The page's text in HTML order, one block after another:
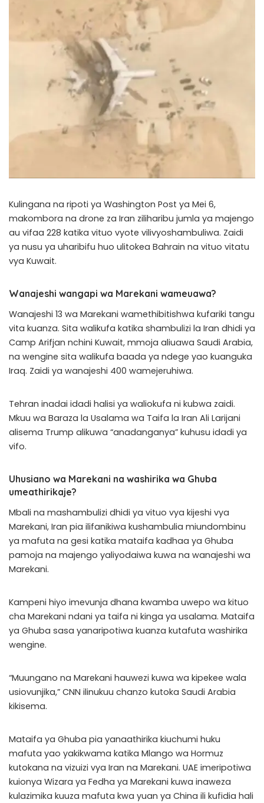
Kulingana na ripoti ya Washington Post ya Mei 6,
makombora na drone za Iran ziliharibu jumla ya majengo
au vifaa 228 katika vituo vyote vilivyoshambuliwa. Zaidi
ya nusu ya uharibifu huo ulitokea Bahrain na vituo vitatu
vya Kuwait.
Wanajeshi wangapi wa Marekani wameuawa?
Wanajeshi 13 wa Marekani wamethibitishwa kufariki tangu
vita kuanza. Sita walikufa katika shambulizi la Iran dhidi ya
Camp Arifjan nchini Kuwait, mmoja aliuawa Saudi Arabia,
na wengine sita walikufa baada ya ndege yao kuanguka
Iraq. Zaidi ya wanajeshi 400 wamejeruhiwa.
Tehran inadai idadi halisi ya waliokufa ni kubwa zaidi.
Mkuu wa Baraza la Usalama wa Taifa la Iran Ali Larijani
alisema Trump alikuwa “anadanganya” kuhusu idadi ya
vifo.
Uhusiano wa Marekani na washirika wa Ghuba
umeathirikaje?
Mbali na mashambulizi dhidi ya vituo vya kijeshi vya
Marekani, Iran pia ilifanikiwa kushambulia miundombinu
ya mafuta na gesi katika mataifa kadhaa ya Ghuba
pamoja na majengo yaliyodaiwa kuwa na wanajeshi wa
Marekani.
Kampeni hiyo imevunja dhana kwamba uwepo wa kituo
cha Marekani ndani ya taifa ni kinga ya usalama. Mataifa
ya Ghuba sasa yanaripotiwa kuanza kutafuta washirika
wengine.
“Muungano na Marekani hauwezi kuwa wa kipekee wala
usiovunjika,” CNN ilinukuu chanzo kutoka Saudi Arabia
kikisema.
Mataifa ya Ghuba pia yanaathirika kiuchumi huku
mafuta yao yakikwama katika Mlango wa Hormuz
kutokana na vizuizi vya Iran na Marekani. UAE imeripotiwa
kuionya Wizara ya Fedha ya Marekani kuwa inaweza
kulazimika kuuza mafuta kwa yuan ya China ili kufidia hali